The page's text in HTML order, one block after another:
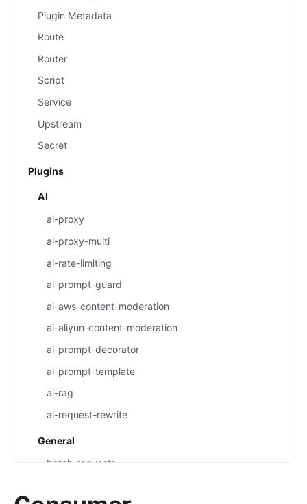
Plugin Metadata
Route
Router
Script
Service
Upstream
Secret
Plugins
AI
ai-proxy
ai-proxy-multi
ai-rate-limiting
ai-prompt-guard
ai-aws-content-moderation
ai-aliyun-content-moderation
ai-prompt-decorator
ai-prompt-template
ai-rag
ai-request-rewrite
General
batch-requests